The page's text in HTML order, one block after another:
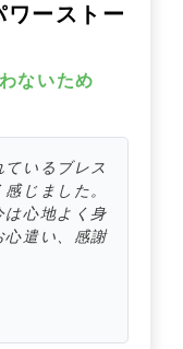
ーストー
ないため
いるブレス
じました。
は心地よく身
心遣い、感謝